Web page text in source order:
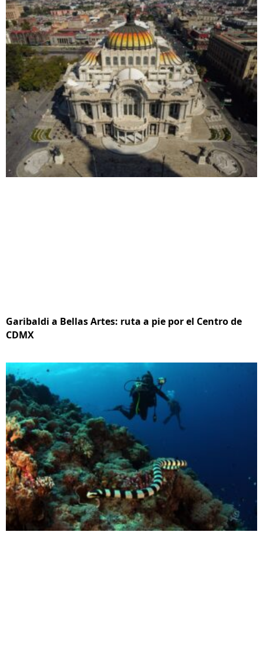
Garibaldi a Bellas Artes: ruta a pie por el Centro de
CDMX